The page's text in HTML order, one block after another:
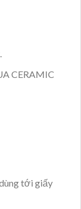
CERAMIC
tới giấy